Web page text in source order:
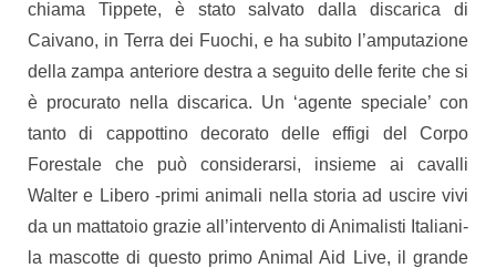
chiama Tippete, è stato salvato dalla discarica di
Caivano, in Terra dei Fuochi, e ha subito l’amputazione
della zampa anteriore destra a seguito delle ferite che si
è procurato nella discarica. Un ‘agente speciale’ con
tanto di cappottino decorato delle effigi del Corpo
Forestale che può considerarsi, insieme ai cavalli
Walter e Libero -primi animali nella storia ad uscire vivi
da un mattatoio grazie all’intervento di Animalisti Italiani-
la mascotte di questo primo Animal Aid Live, il grande